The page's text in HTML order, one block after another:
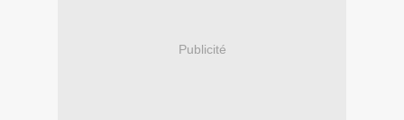
Publicité